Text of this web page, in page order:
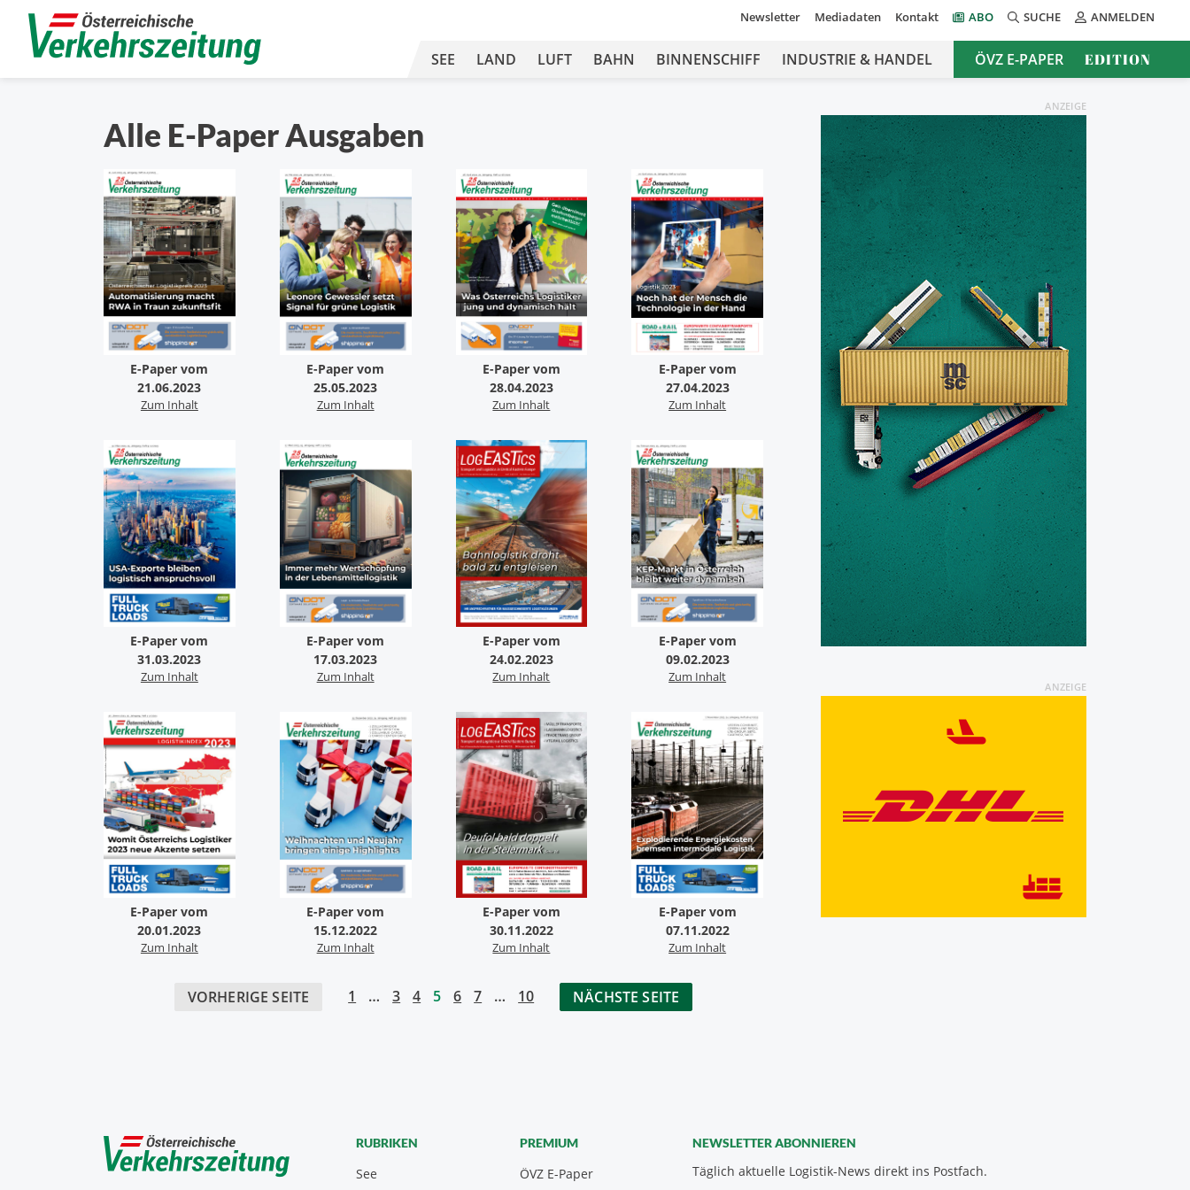
Newsletter Mediadaten Kontakt ABO SUCHE ANMELDEN
SEE LAND LUFT BAHN BINNENSCHIFF INDUSTRIE & HANDEL ÖVZ E-PAPER EDITION
Alle E-Paper Ausgaben
E-Paper vom
21.06.2023
Zum Inhalt
E-Paper vom
25.05.2023
Zum Inhalt
E-Paper vom
28.04.2023
Zum Inhalt
E-Paper vom
27.04.2023
Zum Inhalt
E-Paper vom
31.03.2023
Zum Inhalt
E-Paper vom
17.03.2023
Zum Inhalt
E-Paper vom
24.02.2023
Zum Inhalt
E-Paper vom
09.02.2023
Zum Inhalt
E-Paper vom
20.01.2023
Zum Inhalt
E-Paper vom
15.12.2022
Zum Inhalt
E-Paper vom
30.11.2022
Zum Inhalt
E-Paper vom
07.11.2022
Zum Inhalt
VORHERIGE SEITE 1 … 3 4 5 6 7 … 10 NÄCHSTE SEITE
ANZEIGE
ANZEIGE
NEWSLETTER ABONNIEREN
Täglich aktuelle Logistik-News direkt ins Postfach.
RUBRIKEN
See
PREMIUM
ÖVZ E-Paper